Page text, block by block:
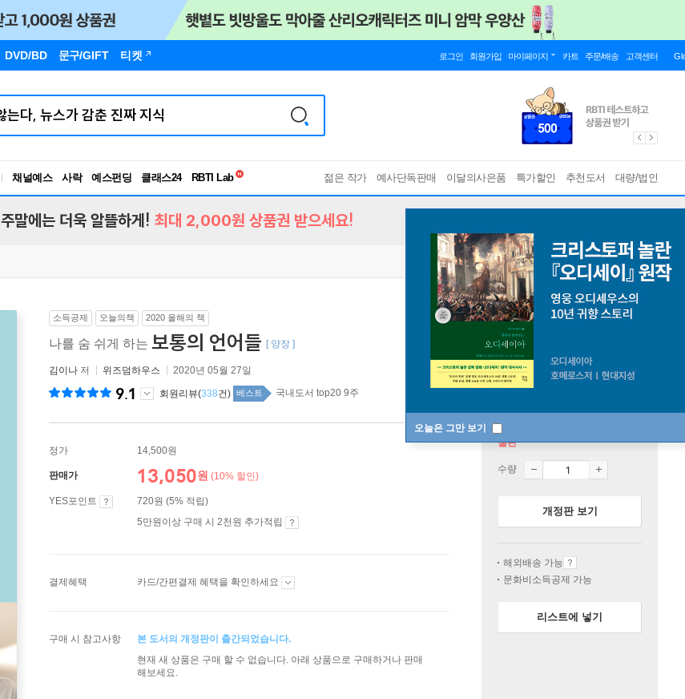
DVD/BD 문구/GIFT 티켓 로그인 회원가입 마이페이지 카트 주문/배송 고객센터
채널예스 사락 예스펀딩 클래스24
RBTI Lab
독서유형검사
젊은 작가 예사단독판매 이달의사은품 특가할인 추천도서 대량/법인
오늘은 그만 보기
주말에는 더욱 알뜰하게! 최대 2,000원 상품권 받으세요!
소득공제 오늘의책 2020 올해의 책
나를 숨 쉬게 하는 보통의 언어들 [ 양장 ]
김이나 저 위즈덤하우스 2020년 05월 27일
9.1 회원리뷰(338건) 베스트 국내도서 top20 9주
정가 14,500원
판매가 13,050원 (10% 할인)
YES포인트
720원 (5% 적립)
5만원이상 구매 시 2천원 추가적립
결제혜택 카드/간편결제 혜택을 확인하세요
구매 시 참고사항
본 도서의 개정판이 출간되었습니다.
현재 새 상품은 구매 할 수 없습니다. 아래 상품으로 구매하거나 판매
해보세요.
절판
수량
개정판 보기
해외배송 가능
문화비소득공제 가능
리스트에 넣기